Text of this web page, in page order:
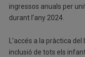
ingressos anuals per
durant l’any 2024.
L’accés a la pràctica
inclusió de tots els